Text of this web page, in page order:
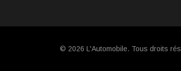
raison de
© 2026 L'Automobile. Tous droits